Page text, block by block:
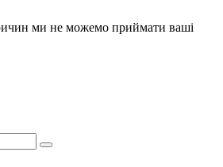
ми не можемо приймати ваші